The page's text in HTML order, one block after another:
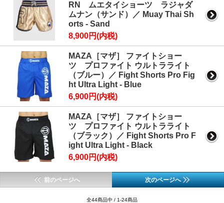
RN ムエタイショーツ ラジャダ
ムナン（サンド）／ Muay Thai Sh
orts - Sand
8,900円(内税)
MAZA［マザ］ ファイトショー
ツ プロファイト ウルトラライト
（ブルー）／ Fight Shorts Pro Fig
ht Ultra Light - Blue
6,900円(内税)
MAZA［マザ］ ファイトショー
ツ プロファイト ウルトラライト
（ブラック）／ Fight Shorts Pro F
ight Ultra Light - Black
6,900円(内税)
前のページへ 次のページへ
全44商品中 / 1-24商品